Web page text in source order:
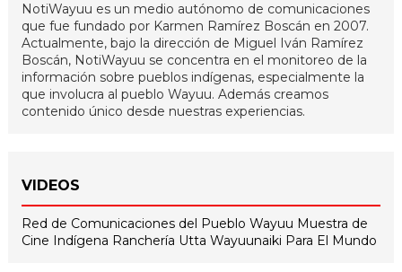
NotiWayuu es un medio autónomo de comunicaciones
que fue fundado por Karmen Ramírez Boscán en 2007.
Actualmente, bajo la dirección de Miguel Iván Ramírez
Boscán, NotiWayuu se concentra en el monitoreo de la
información sobre pueblos indígenas, especialmente la
que involucra al pueblo Wayuu. Además creamos
contenido único desde nuestras experiencias.
VIDEOS
Red de Comunicaciones del Pueblo Wayuu Muestra de
Cine Indígena Ranchería Utta Wayuunaiki Para El Mundo